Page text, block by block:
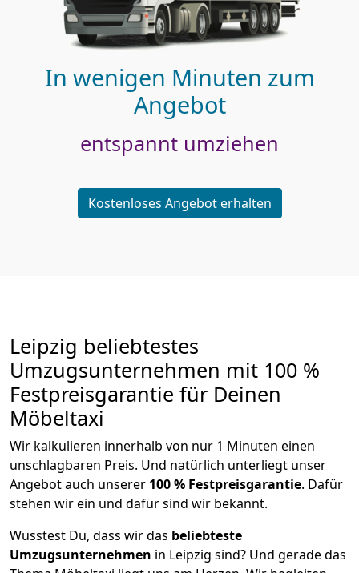
In wenigen Minuten zum
Angebot
entspannt umziehen
Kostenloses Angebot erhalten
Leipzig beliebtestes
Umzugsunternehmen mit 100 %
Festpreisgarantie für Deinen
Möbeltaxi
Wir kalkulieren innerhalb von nur 1 Minuten einen
unschlagbaren Preis. Und natürlich unterliegt unser
Angebot auch unserer 100 % Festpreisgarantie. Dafür
stehen wir ein und dafür sind wir bekannt.
Wusstest Du, dass wir das beliebteste
Umzugsunternehmen in Leipzig sind? Und gerade das